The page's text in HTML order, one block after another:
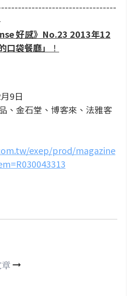
好感》No.23 2013年12
口袋餐廳」
！
9日
、金石堂、博客來、法雅客
exep/prod/magazine